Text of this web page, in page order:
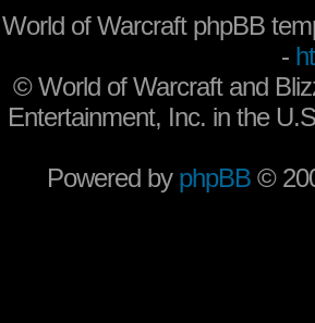
World of Warcraft phpBB
-
©World of Warcraft and
Entertainment, Inc. in the
Powered by phpBB ©